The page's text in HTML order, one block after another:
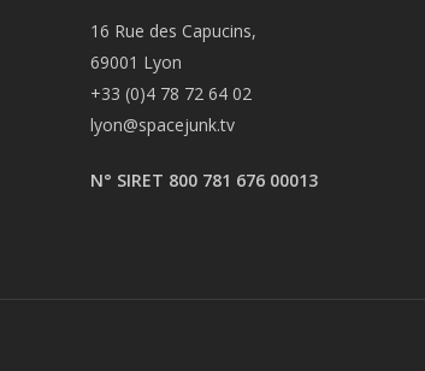
16 Rue des Capucins,
69001 Lyon
+33 (0)4 78 72 64 02
lyon@spacejunk.tv
N° SIRET 800 781 676 00013